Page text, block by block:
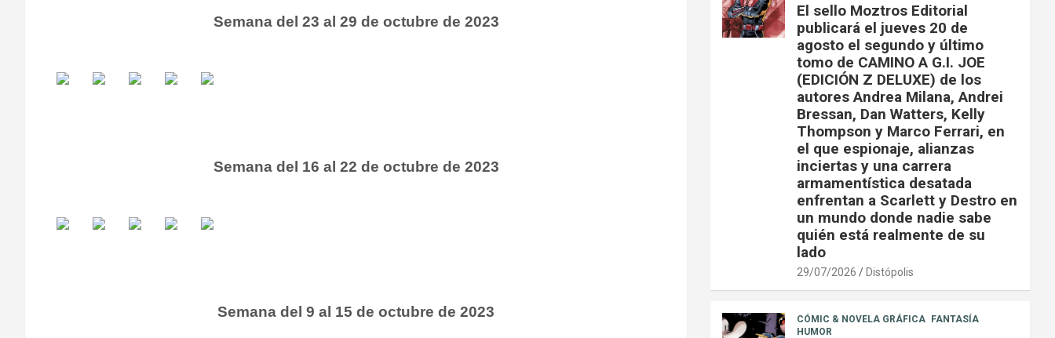
Semana del 23 al 29 de octubre de 2023
Semana del 16 al 22 de octubre de 2023
Semana del 9 al 15 de octubre de 2023
El sello Moztros Editorial
publicará el jueves 20 de
agosto el segundo y último
tomo de CAMINO A G.I. JOE
(EDICIÓN Z DELUXE) de los
autores Andrea Milana, Andrei
Bressan, Dan Watters, Kelly
Thompson y Marco Ferrari, en
el que espionaje, alianzas
inciertas y una carrera
armamentística desatada
enfrentan a Scarlett y Destro en
un mundo donde nadie sabe
quién está realmente de su
lado
29/07/2026 Distópolis
CÓMIC & NOVELA GRÁFICA
FANTASÍA
HUMOR